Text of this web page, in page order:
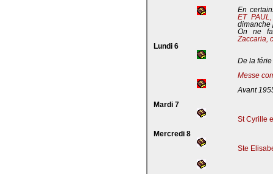
En
ET
dimanche
On ne
Zaccaria,
Lundi 6
De la férie
Messe
Avant
Mardi 7
St Cyrille
Mercredi 8
Ste